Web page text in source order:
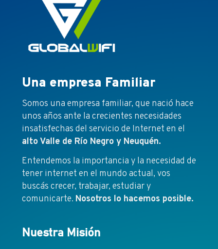
Una empresa Familiar
Somos una empresa familiar, que nació hace
unos años ante la crecientes necesidades
insatisfechas del servicio de Internet en el
alto Valle de Río Negro y Neuquén.
Entendemos la importancia y la necesidad de
tener internet en el mundo actual, vos
buscás crecer, trabajar, estudiar y
comunicarte. Nosotros lo hacemos posible.
Nuestra Misión